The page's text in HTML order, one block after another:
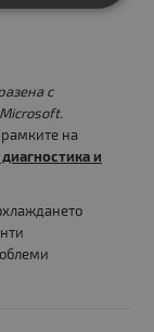
с
на
и